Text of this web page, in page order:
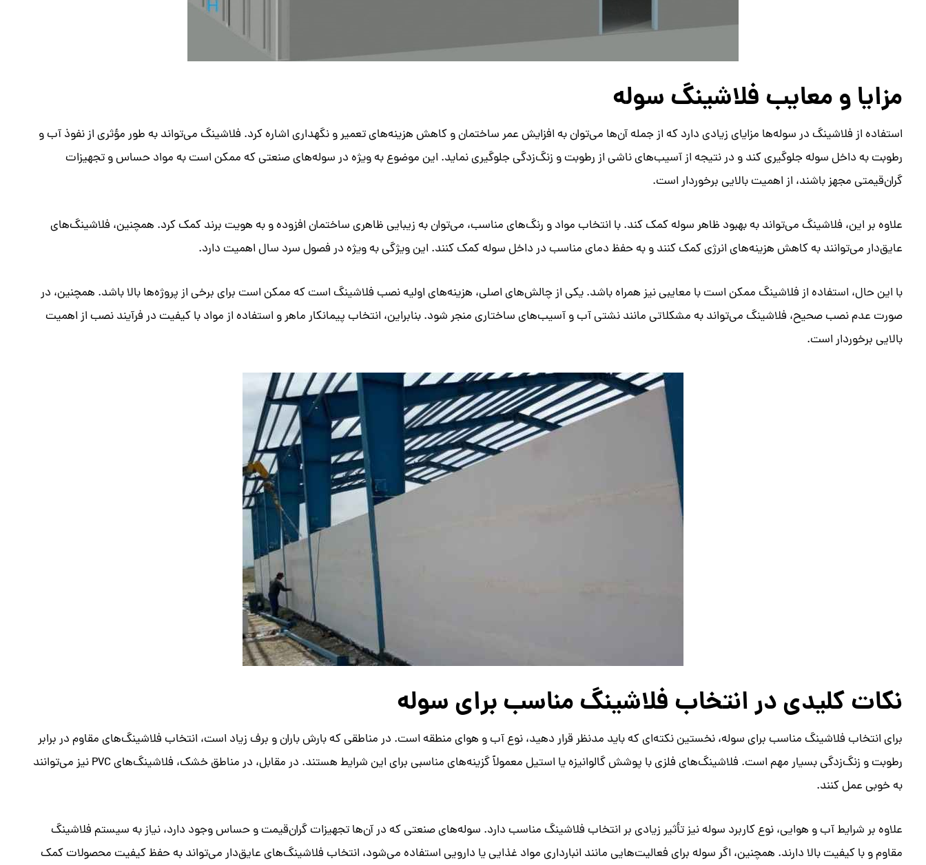
مزایا و معایب فلاشینگ سوله
استفاده از فلاشینگ در سوله‌ها مزایای زیادی دارد که از جمله آن‌ها می‌توان به افزایش عمر ساختمان و کاهش هزینه‌های تعمیر و نگهداری اشاره کرد. فلاشینگ می‌تواند به طور مؤثری از نفوذ آب و
رطوبت به داخل سوله جلوگیری کند و در نتیجه از آسیب‌های ناشی از رطوبت و زنگ‌زدگی جلوگیری نماید. این موضوع به ویژه در سوله‌های صنعتی که ممکن است به مواد حساس و تجهیزات
گران‌قیمتی مجهز باشند، از اهمیت بالایی برخوردار است.
علاوه بر این، فلاشینگ می‌تواند به بهبود ظاهر سوله کمک کند. با انتخاب مواد و رنگ‌های مناسب، می‌توان به زیبایی ظاهری ساختمان افزوده و به هویت برند کمک کرد. همچنین، فلاشینگ‌های
عایق‌دار می‌توانند به کاهش هزینه‌های انرژی کمک کنند و به حفظ دمای مناسب در داخل سوله کمک کنند. این ویژگی به ویژه در فصول سرد سال اهمیت دارد.
با این حال، استفاده از فلاشینگ ممکن است با معایبی نیز همراه باشد. یکی از چالش‌های اصلی، هزینه‌های اولیه نصب فلاشینگ است که ممکن است برای برخی از پروژه‌ها بالا باشد. همچنین، در
صورت عدم نصب صحیح، فلاشینگ می‌تواند به مشکلاتی مانند نشتی آب و آسیب‌های ساختاری منجر شود. بنابراین، انتخاب پیمانکار ماهر و استفاده از مواد با کیفیت در فرآیند نصب از اهمیت
بالایی برخوردار است.
نکات کلیدی در انتخاب فلاشینگ مناسب برای سوله
برای انتخاب فلاشینگ مناسب برای سوله، نخستین نکته‌ای که باید مدنظر قرار دهید، نوع آب و هوای منطقه است. در مناطقی که بارش باران و برف زیاد است، انتخاب فلاشینگ‌های مقاوم در برابر
رطوبت و زنگ‌زدگی بسیار مهم است. فلاشینگ‌های فلزی با پوشش گالوانیزه یا استیل معمولاً گزینه‌های مناسبی برای این شرایط هستند. در مقابل، در مناطق خشک، فلاشینگ‌های PVC نیز می‌توانند
به خوبی عمل کنند.
علاوه بر شرایط آب و هوایی، نوع کاربرد سوله نیز تأثیر زیادی بر انتخاب فلاشینگ مناسب دارد. سوله‌های صنعتی که در آن‌ها تجهیزات گران‌قیمت و حساس وجود دارد، نیاز به سیستم فلاشینگ
مقاوم و با کیفیت بالا دارند. همچنین، اگر سوله برای فعالیت‌هایی مانند انبارداری مواد غذایی یا دارویی استفاده می‌شود، انتخاب فلاشینگ‌های عایق‌دار می‌تواند به حفظ کیفیت محصولات کمک